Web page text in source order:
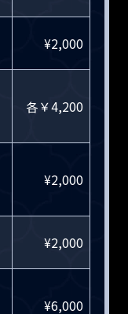
¥2,000
各￥4,200
¥2,000
¥2,000
¥6,000